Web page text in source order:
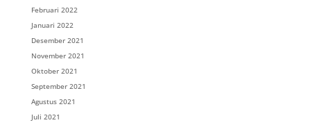
Februari 2022
Januari 2022
Desember 2021
November 2021
Oktober 2021
September 2021
Agustus 2021
Juli 2021